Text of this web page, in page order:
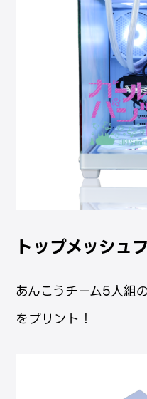
トップメッシュ
あんこうチーム5人組
をプリント！